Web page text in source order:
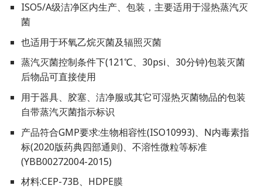
ISO5/A级洁净区内生产、包装，主要适用于湿热蒸汽灭
菌
也适用于环氧乙烷灭菌及辐照灭菌
蒸汽灭菌控制条件下(121℃、30psi、30分钟)包装灭菌
后物品可直接使用
用于器具、胶塞、洁净服或其它可湿热灭菌物品的包装
自带蒸汽灭菌指示标识
产品符合GMP要求:生物相容性(ISO10993)、N内毒素指
标(2020版药典四部通则)、不溶性微粒等标准
(YBB00272004-2015)
材料:CEP-73B、HDPE膜